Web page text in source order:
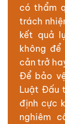
có thẩm
trách
kết quả
không
cản trở
Để bảo
Luật Đấu
định cực
nghiêm